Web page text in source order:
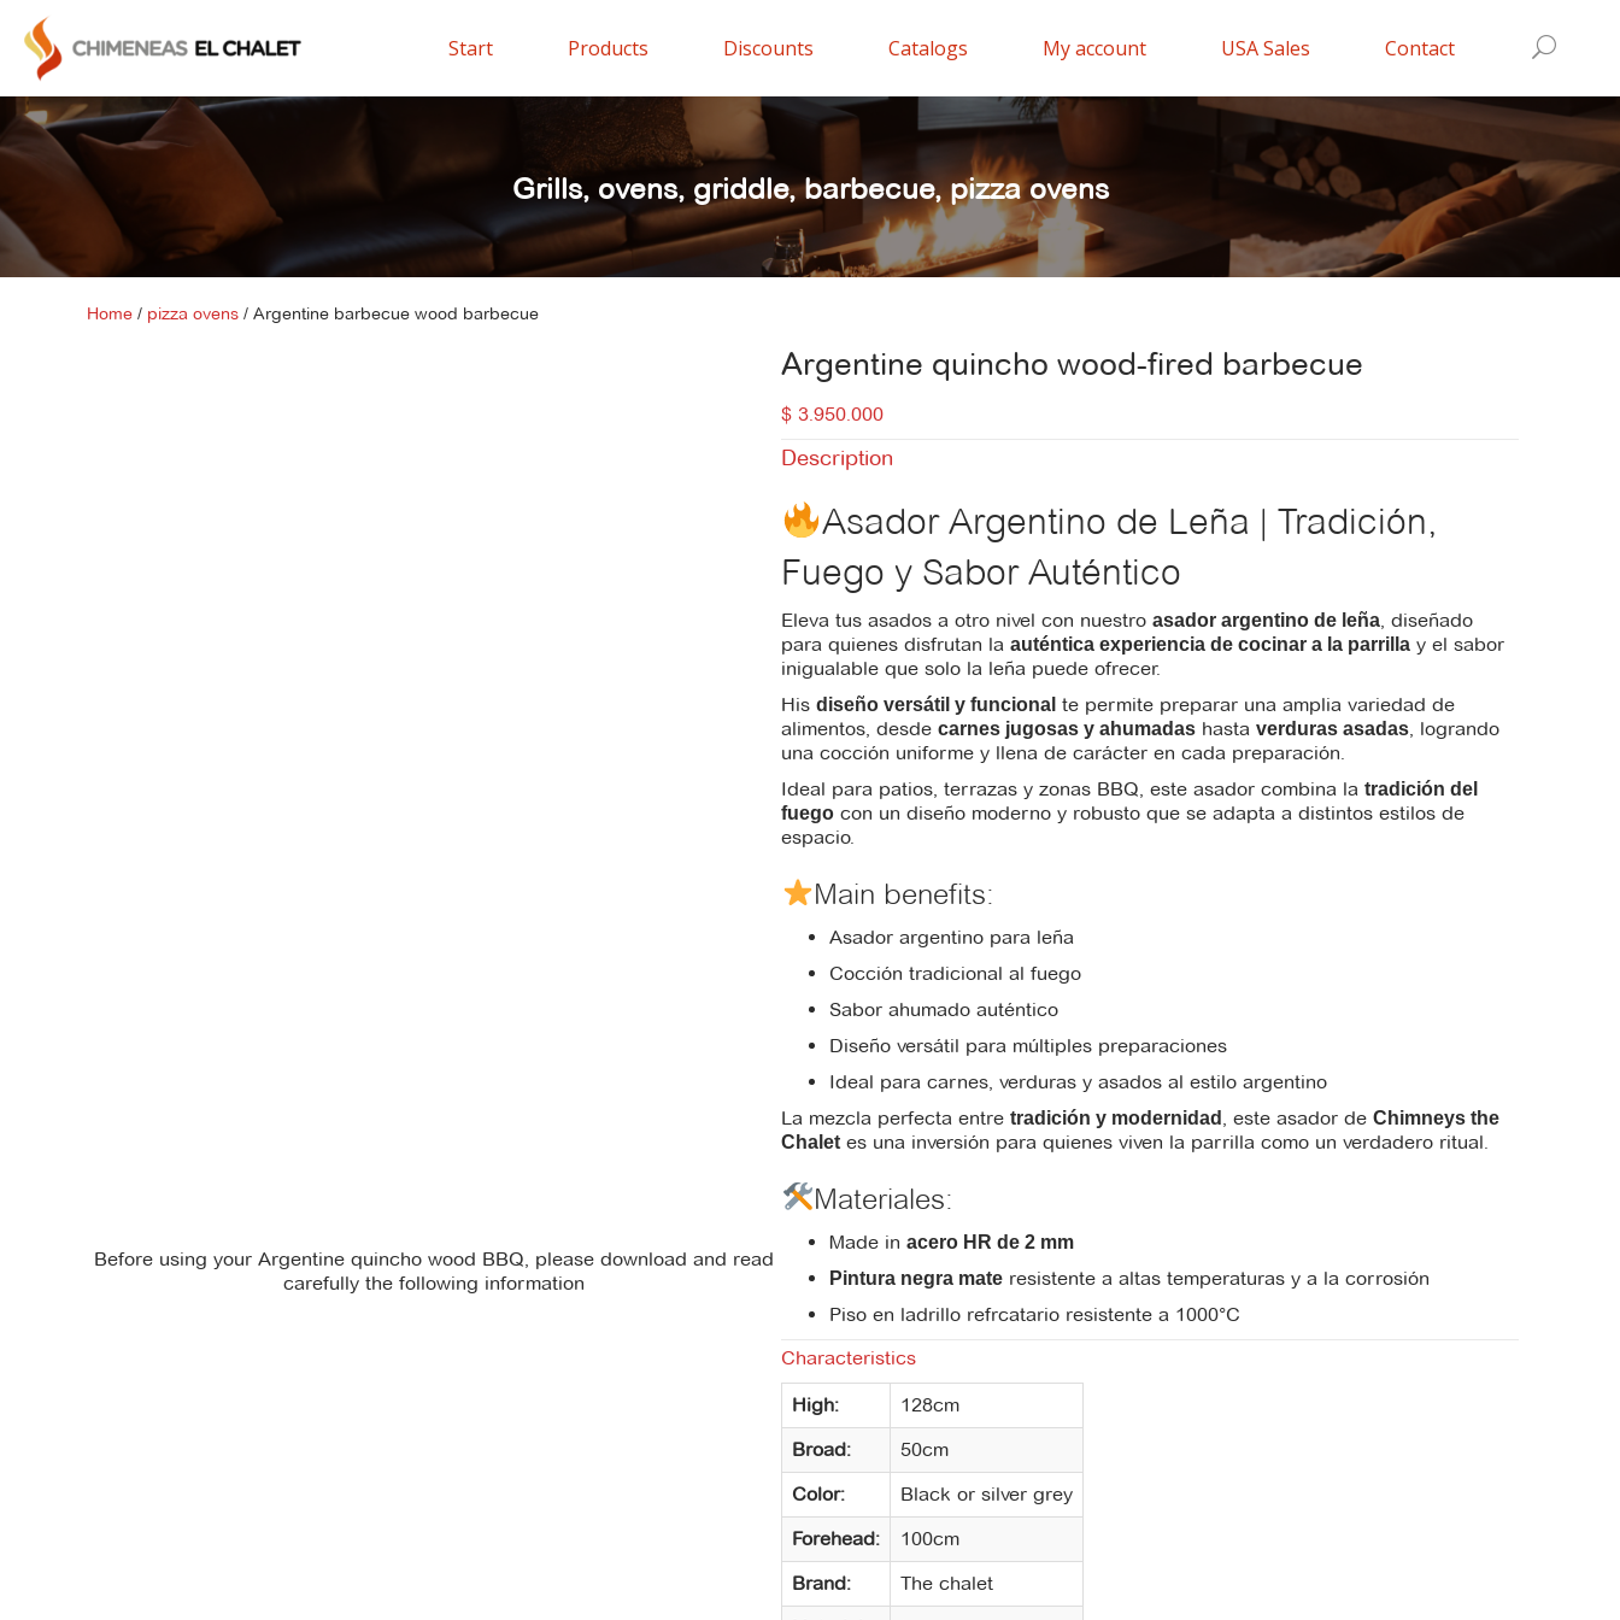
Start Products Discounts Catalogs My account USA Sales Contact
Grills, ovens, griddle, barbecue,pizza ovens
Home / pizza ovens / Argentine barbecue wood barbecue
Before using your Argentine quincho wood BBQ, please download and read
carefully the following information
Argentine quincho wood-fired barbecue
$ 3.950.000
Description
Asador Argentino de Leña | Tradición,
Fuego y Sabor Auténtico
Eleva tus asados a otro nivel con nuestro asador argentino de leña, diseñado
para quienes disfrutan la auténtica experiencia de cocinar a la parrilla y el sabor
inigualable que solo la leña puede ofrecer.
His diseño versátil y funcional te permite preparar una amplia variedad de
alimentos, desde carnes jugosas y ahumadas hasta verduras asadas, logrando
una cocción uniforme y llena de carácter en cada preparación.
Ideal para patios, terrazas y zonas BBQ, este asador combina la tradición del
fuego con un diseño moderno y robusto que se adapta a distintos estilos de
espacio.
Main benefits:
Asador argentino para leña
Cocción tradicional al fuego
Sabor ahumado auténtico
Diseño versátil para múltiples preparaciones
Ideal para carnes, verduras y asados al estilo argentino
La mezcla perfecta entre tradición y modernidad , este asador de Chimneys the
Chalet es una inversión para quienes viven la parrilla como un verdadero ritual.
Materiales:
Made in acero HR de 2 mm
Pintura negra mate resistente a altas temperaturas y a la corrosión
Piso en ladrillo refrcatario resistente a 1000°C
Characteristics
High:
128cm
Broad:
50cm
Color:
Black or silver grey
Forehead:
100cm
Brand:
The chalet